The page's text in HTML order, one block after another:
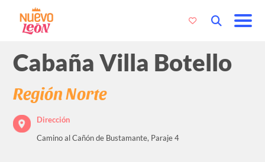
Cabaña Villa Botello
Región Norte
Dirección
Camino al Cañón de Bustamante, Paraje 4